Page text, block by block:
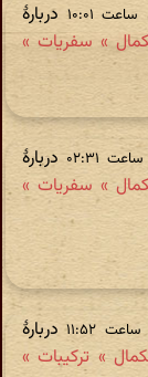
دربارهٔ
» سفریات »
دربارهٔ
» سفریات »
دربارهٔ
» ترکیبات »